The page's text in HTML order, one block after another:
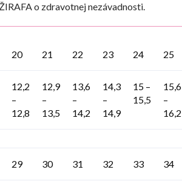
o zdravotnej nezávadnosti.
20 21 22 23 24 25
12,2
–
12,8
12,9
–
13,5
13,6
–
14,2
14,3
–
14,9
15 –
15,5
15,6
–
16,2
29 30 31 32 33 34